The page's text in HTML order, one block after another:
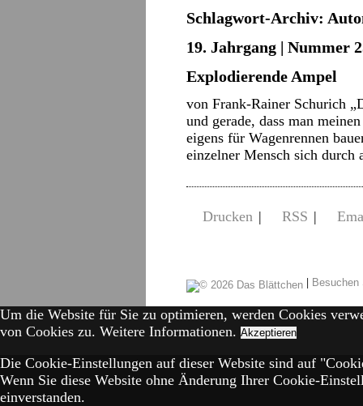
Schlagwort-Archiv:
19. Jahrgang | Nummer
Explodierende Ampel
von Frank-Rainer Schurich
und gerade, dass man
eigens für Wagenrennen
einzelner Mensch sich
Drucken | RSS |
|
Um die Website für Sie zu optimieren, werden Cookies
von Cookies zu. Weitere Informationen. Akzeptieren
Die Cookie-Einstellungen auf dieser Website sind auf
Wenn Sie diese Website ohne Änderung Ihrer Cookie-
einverstanden.